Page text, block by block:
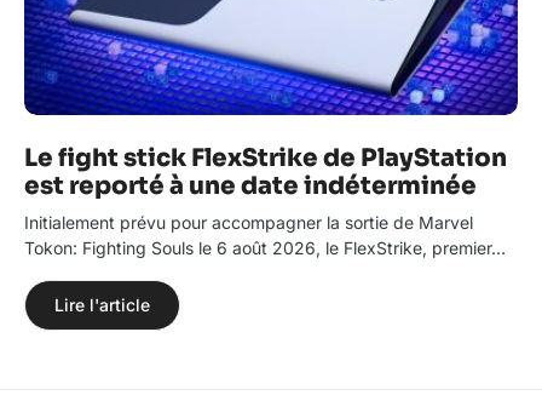
Le fight stick FlexStrike de PlayStation
est reporté à une date indéterminée
Initialement prévu pour accompagner la sortie de Marvel
Tokon: Fighting Souls le 6 août 2026, le FlexStrike, premier…
Lire l'article